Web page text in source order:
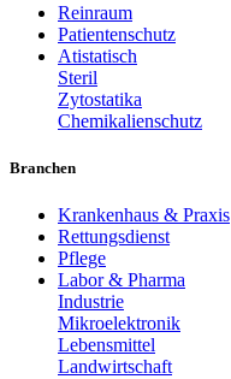
Reinraum
Patientenschutz
Atistatisch
Steril
Zytostatika
Chemikalienschutz
Branchen
Krankenhaus & Praxis
Rettungsdienst
Pflege
Labor & Pharma
Industrie
Mikroelektronik
Lebensmittel
Landwirtschaft